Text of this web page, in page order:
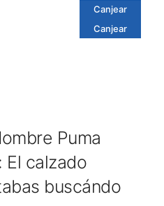
Canjear
Canjear
Puma
El calzado
buscándo